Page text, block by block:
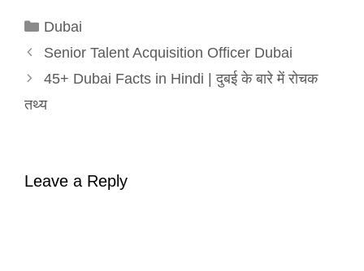
Categories
Dubai
Senior Talent Acquisition Officer Dubai
45+ Dubai Facts in Hindi | दुबई के बारे में रोचक
तथ्य
Leave a Reply